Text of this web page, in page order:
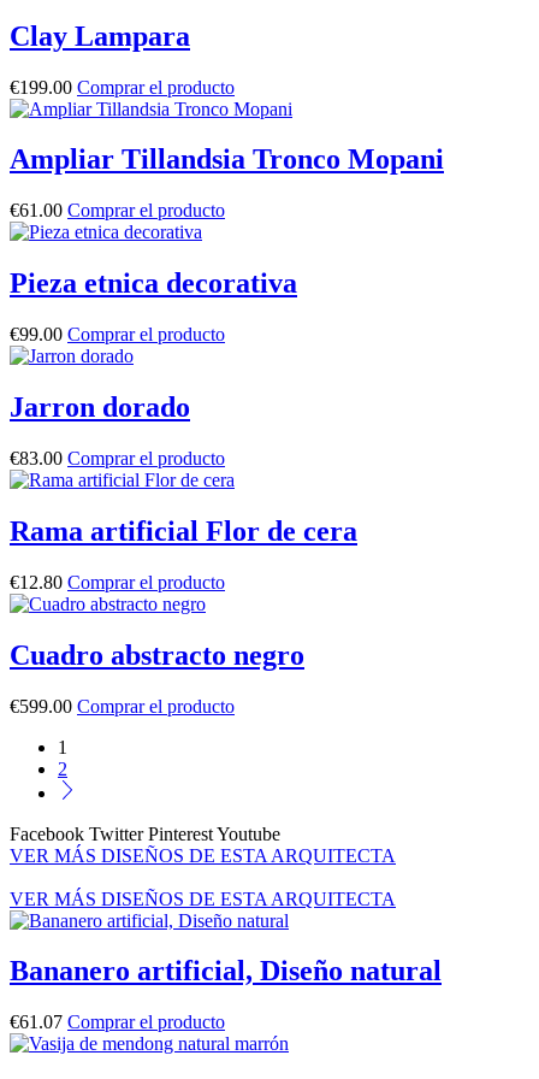
Clay Lampara
€199.00 Comprar el producto
Ampliar Tillandsia Tronco Mopani
€61.00 Comprar el producto
Pieza etnica decorativa
€99.00 Comprar el producto
Jarron dorado
€83.00 Comprar el producto
Rama artificial Flor de cera
€12.80 Comprar el producto
Cuadro abstracto negro
€599.00 Comprar el producto
1
2
Facebook Twitter PinterestYoutube
VER MÁS DISEÑOS DE ESTA ARQUITECTA
VER MÁS DISEÑOS DE ESTA ARQUITECTA
Bananero artificial, Diseño natural
€61.07 Comprar el producto